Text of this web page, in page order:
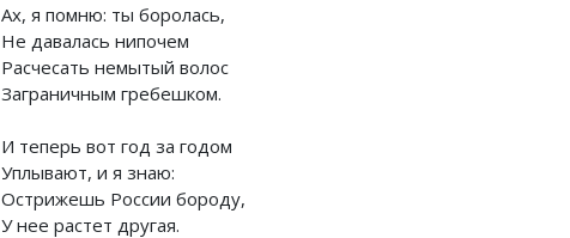
Ах, я помню: ты боролась,
Не давалась нипочем
Расчесать немытый волос
Заграничным гребешком.
И теперь вот год за годом
Уплывают, и я знаю:
Острижешь России бороду,
У нее растет другая.